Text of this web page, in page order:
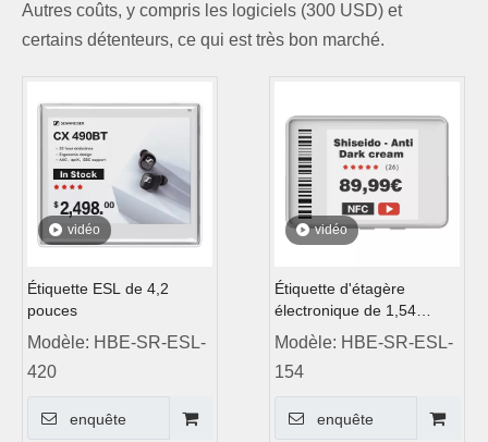
Autres coûts, y compris les logiciels (300 USD) et
certains détenteurs, ce qui est très bon marché.
vidéo
Étiquette ESL de 4,2
pouces
Modèle: HBE-SR-ESL-
420
enquête
vidéo
Étiquette d'étagère
électronique de 1,54
pouce
Modèle: HBE-SR-ESL-
154
enquête